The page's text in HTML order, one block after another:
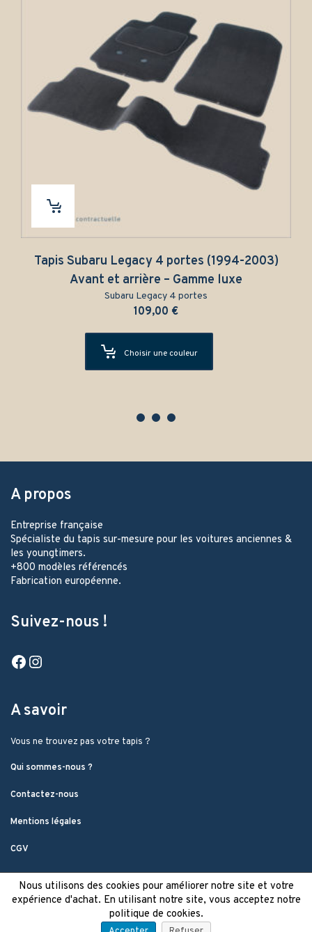
Tapis Subaru Legacy 4 portes (1994-2003)
Avant et arrière – Gamme luxe
Subaru Legacy 4 portes
109,00 €
Choisir une couleur
A propos
Entreprise française
Spécialiste du tapis sur-mesure pour les voitures anciennes &
les youngtimers.
+800 modèles référencés
Fabrication européenne.
Suivez-nous !
Facebook
A savoir
Vous ne trouvez pas votre tapis ?
Qui sommes-nous ?
Contactez-nous
Mentions légales
CGV
Nous utilisons des cookies pour améliorer notre site et votre
expérience d'achat. En utilisant notre site, vous acceptez notre
politique de cookies.